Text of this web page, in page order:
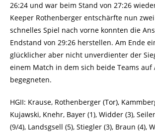
26:24 und war beim Stand von 27:26
Keeper Rothenberger entschärfte nun
schnelles Spiel nach vorne konnten die
Endstand von 29:26 herstellen. Am Ende
glücklicher aber nicht unverdienter der
einem Match in dem sich beide Teams auf
begegneten.
HGII: Krause, Rothenberger (Tor),
Kujawski, Knehr, Bayer (1), Widder (3),
(9/4), Landsgsell (5), Stiegler (3), Braun (4),